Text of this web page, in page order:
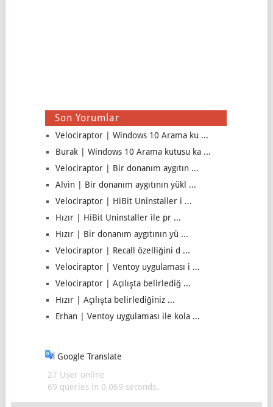
Son Yorumlar
Velociraptor | Windows 10 Arama ku ...
Burak | Windows 10 Arama kutusu ka ...
Velociraptor | Bir donanım aygıtın ...
Alvin | Bir donanım aygıtının yükl ...
Velociraptor | HiBit Uninstaller i ...
Hızır | HiBit Uninstaller ile pr ...
Hızır | Bir donanım aygıtının yü ...
Velociraptor | Recall özelliğini d ...
Velociraptor | Ventoy uygulaması i ...
Velociraptor | Açılışta belirlediğ ...
Hızır | Açılışta belirlediğiniz ...
Erhan | Ventoy uygulaması ile kola ...
Google Translate
27 User online
69 queries in 0,069 seconds.